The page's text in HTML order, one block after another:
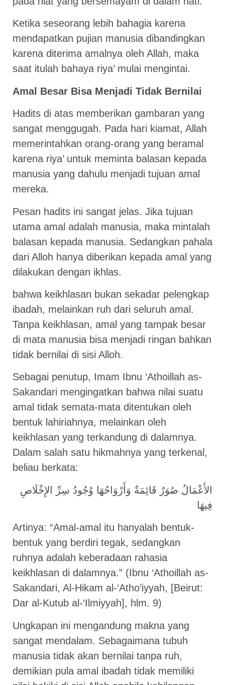
Ketika seseorang lebih bahagia karena
mendapatkan pujian manusia dibandingkan
karena diterima amalnya oleh Allah, maka
saat itulah bahaya riya’ mulai mengintai.
Amal Besar Bisa Menjadi Tidak Bernilai
Hadits di atas memberikan gambaran yang
sangat menggugah. Pada hari kiamat, Allah
memerintahkan orang-orang yang beramal
karena riya’ untuk meminta balasan kepada
manusia yang dahulu menjadi tujuan amal
mereka.
Pesan hadits ini sangat jelas. Jika tujuan
utama amal adalah manusia, maka mintalah
balasan kepada manusia. Sedangkan pahala
dari Alloh hanya diberikan kepada amal yang
dilakukan dengan ikhlas.
bahwa keikhlasan bukan sekadar pelengkap
ibadah, melainkan ruh dari seluruh amal.
Tanpa keikhlasan, amal yang tampak besar
di mata manusia bisa menjadi ringan bahkan
tidak bernilai di sisi Alloh.
Sebagai penutup, Imam Ibnu ‘Athoillah as-
Sakandari mengingatkan bahwa nilai suatu
amal tidak semata-mata ditentukan oleh
bentuk lahiriahnya, melainkan oleh
keikhlasan yang terkandung di dalamnya.
Dalam salah satu hikmahnya yang terkenal,
beliau berkata:
الأَعْمَالُ صُوَرٌ قَائِمَةٌ وَأَرْوَاحُهَا وُجُودُ سِرِّ الإِخْلَاصِ
فِيهَا
Artinya: “Amal-amal itu hanyalah bentuk-
bentuk yang berdiri tegak, sedangkan
ruhnya adalah keberadaan rahasia
keikhlasan di dalamnya.” (Ibnu ‘Athoillah as-
Sakandari, Al-Hikam al-‘Atho’iyyah, [Beirut:
Dar al-Kutub al-‘Ilmiyyah], hlm. 9)
Ungkapan ini mengandung makna yang
sangat mendalam. Sebagaimana tubuh
manusia tidak akan bernilai tanpa ruh,
demikian pula amal ibadah tidak memiliki